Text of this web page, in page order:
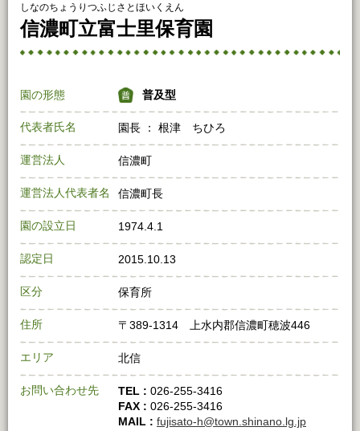
しなのちょうりつふじさとほいくえん
信濃町立富士里保育園
園の形態 普及型
代表者氏名 園長 ： 根津 ちひろ
運営法人 信濃町
運営法人代表者名 信濃町長
園の設立日 1974.4.1
認定日 2015.10.13
区分 保育所
住所 〒389-1314 上水内郡信濃町穂波446
エリア 北信
お問い合わせ先 TEL : 026-255-3416
FAX : 026-255-3416
MAIL : fujisato-h@town.shinano.lg.jp